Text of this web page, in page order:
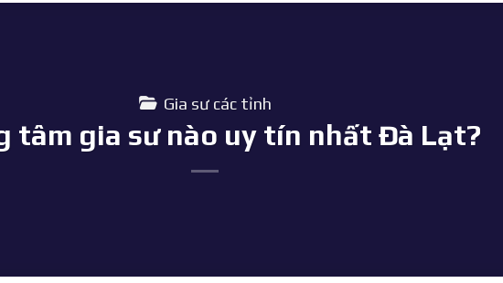
Gia sư các tỉnh
tâm gia sư nào uy tín nhất Đà Lạt?